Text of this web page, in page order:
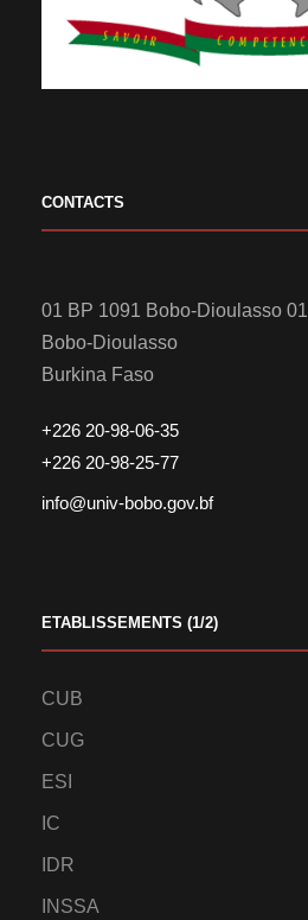
CONTACTS
01 BP 1091 Bobo-Dioulasso 01
Bobo-Dioulasso
Burkina Faso
+226 20-98-06-35
+226 20-98-25-77
info@univ-bobo.gov.bf
ETABLISSEMENTS (1/2)
CUB
CUG
ESI
IC
IDR
INSSA